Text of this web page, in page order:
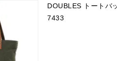
DOUBLES トートバ
7433